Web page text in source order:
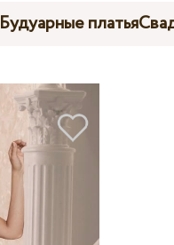
Будуарные платья